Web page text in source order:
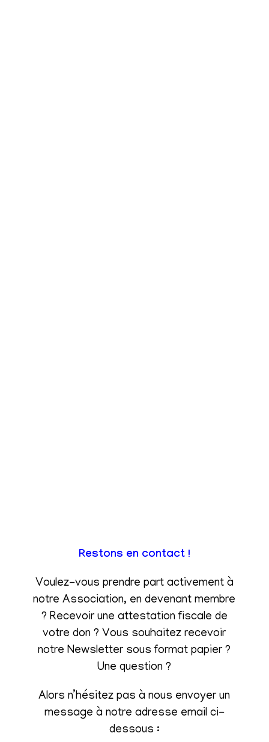
Restons en contact !
Voulez-vous prendre part activement à
notre Association, en devenant membre
? Recevoir une attestation fiscale de
votre don ? Vous souhaitez recevoir
notre Newsletter sous format papier ?
Une question ?
Alors n’hésitez pas à nous envoyer un
message à notre adresse email ci-
dessous :